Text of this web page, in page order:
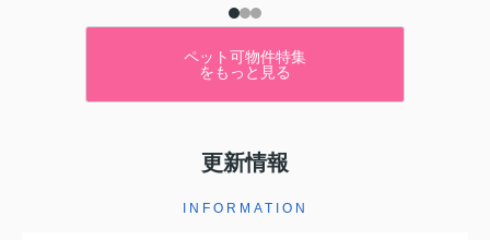
ペット可物件特集
をもっと見る
更新情報
INFORMATION